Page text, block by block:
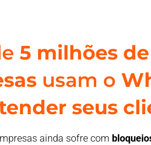
5 milhões de
usam o
seus
ainda sofre com